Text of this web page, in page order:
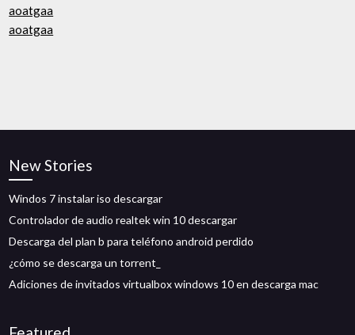
aoatgaa
aoatgaa
New Stories
Windos 7 instalar iso descargar
Controlador de audio realtek win 10 descargar
Descarga del plan b para teléfono android perdido
¿cómo se descarga un torrent_
Adiciones de invitados virtualbox windows 10 en descarga mac